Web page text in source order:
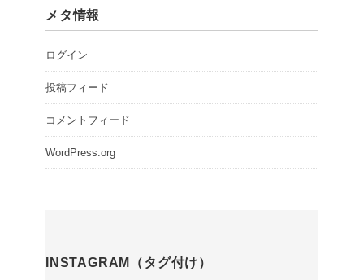
メタ情報
ログイン
投稿フィード
コメントフィード
WordPress.org
INSTAGRAM（タグ付け）